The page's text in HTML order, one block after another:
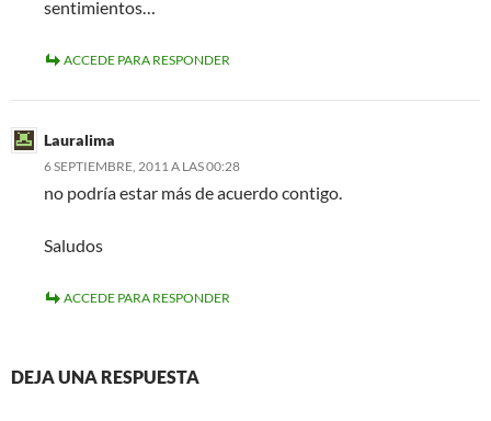
sentimientos…
ACCEDE PARA RESPONDER
Lauralima
6 SEPTIEMBRE, 2011 A LAS 00:28
no podría estar más de acuerdo contigo.
Saludos
ACCEDE PARA RESPONDER
DEJA UNA RESPUESTA